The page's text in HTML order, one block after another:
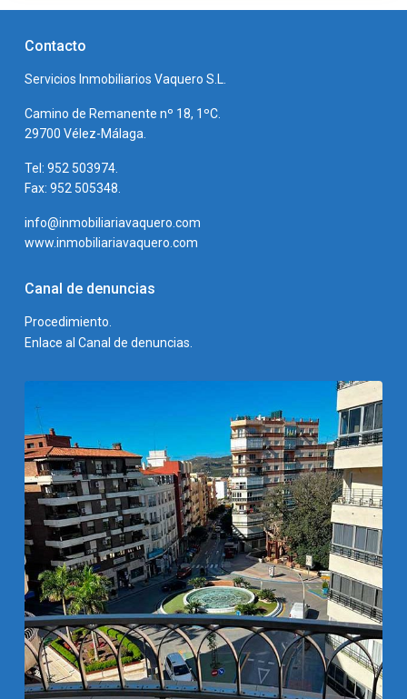
Contacto
Servicios Inmobiliarios Vaquero S.L.
Camino de Remanente nº 18, 1ºC.
29700 Vélez-Málaga.
Tel: 952 503974.
Fax: 952 505348.
info@inmobiliariavaquero.com
www.inmobiliariavaquero.com
Canal de denuncias
Procedimiento.
Enlace al Canal de denuncias.